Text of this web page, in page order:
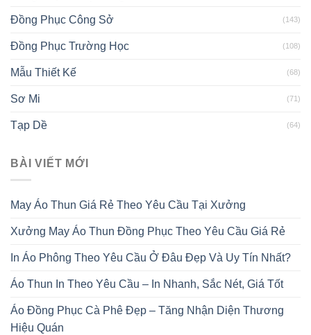
Đồng Phục Công Sở (143)
Đồng Phục Trường Học (108)
Mẫu Thiết Kế (68)
Sơ Mi (71)
Tạp Dề (64)
BÀI VIẾT MỚI
May Áo Thun Giá Rẻ Theo Yêu Cầu Tại Xưởng
Xưởng May Áo Thun Đồng Phục Theo Yêu Cầu Giá Rẻ
In Áo Phông Theo Yêu Cầu Ở Đâu Đẹp Và Uy Tín Nhất?
Áo Thun In Theo Yêu Cầu – In Nhanh, Sắc Nét, Giá Tốt
Áo Đồng Phục Cà Phê Đẹp – Tăng Nhận Diện Thương
Hiệu Quán